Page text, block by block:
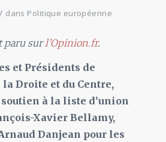
/ dans Politique européenne
paru sur l’Opinion.fr.
et Présidents de
Droite et du Centre,
à la liste d’union
Xavier Bellamy,
Danjean pour les